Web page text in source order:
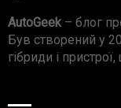
AutoGeek– блог
Був створений у
гібриди і